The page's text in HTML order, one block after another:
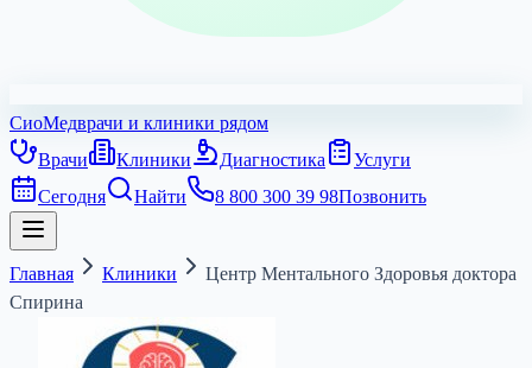
СиоМедврачи и клиники рядом
Врачи
Клиники Диагностика
Услуги
Сегодня
Найти 8 800 300 39 98Позвонить
Главная Клиники
Центр Ментального Здоровья доктора
Спирина